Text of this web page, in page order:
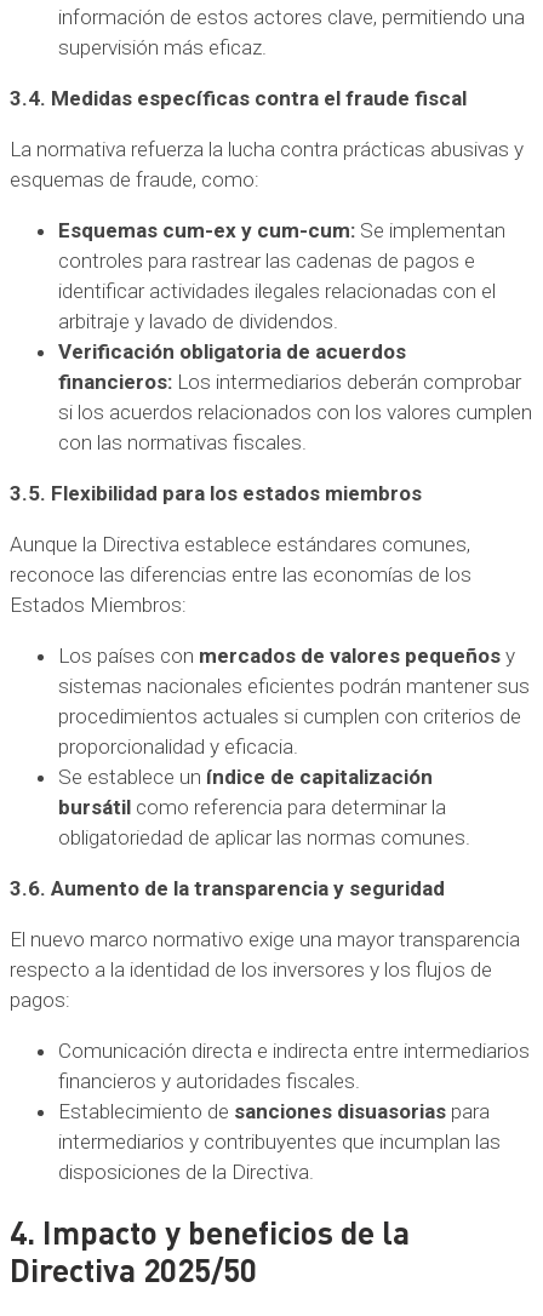
información de estos actores clave, permitiendo una
supervisión más eficaz.
3.4. Medidas específicas contra el fraude fiscal
La normativa refuerza la lucha contra prácticas abusivas y
esquemas de fraude, como:
Esquemas cum-ex y cum-cum: Se implementan
controles para rastrear las cadenas de pagos e
identificar actividades ilegales relacionadas con el
arbitraje y lavado de dividendos.
Verificación obligatoria de acuerdos
financieros: Los intermediarios deberán comprobar
si los acuerdos relacionados con los valores cumplen
con las normativas fiscales.
3.5. Flexibilidad para los estados miembros
Aunque la Directiva establece estándares comunes,
reconoce las diferencias entre las economías de los
Estados Miembros:
Los países con mercados de valores pequeños y
sistemas nacionales eficientes podrán mantener sus
procedimientos actuales si cumplen con criterios de
proporcionalidad y eficacia.
Se establece un índice de capitalización
bursátil como referencia para determinar la
obligatoriedad de aplicar las normas comunes.
3.6. Aumento de la transparencia y seguridad
El nuevo marco normativo exige una mayor transparencia
respecto a la identidad de los inversores y los flujos de
pagos:
Comunicación directa e indirecta entre intermediarios
financieros y autoridades fiscales.
Establecimiento de sanciones disuasorias para
intermediarios y contribuyentes que incumplan las
disposiciones de la Directiva.
4. Impacto y beneficios de la
Directiva 2025/50